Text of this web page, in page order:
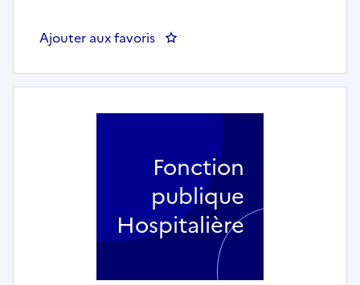
Ajouter aux favoris : Chef.fe d'exploitation,
Fonction
publique
Hospitalière